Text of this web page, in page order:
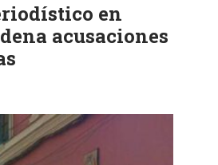
en
acusaciones